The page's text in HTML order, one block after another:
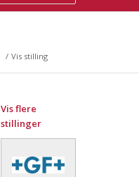
/ Vis stilling
Vis flere
stillinger